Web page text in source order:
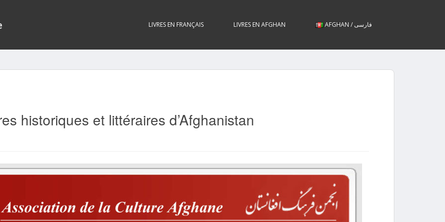
LIVRES EN FRANÇAIS LIVRES EN AFGHAN AFGHAN / فارسی
historiques et littéraires d’Afghanistan